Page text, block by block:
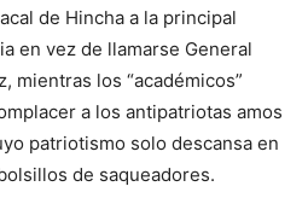
de Hincha a la principal
en vez de llamarse General
mientras los “académicos”
a los antipatriotas amos
patriotismo solo descansa en
de saqueadores.